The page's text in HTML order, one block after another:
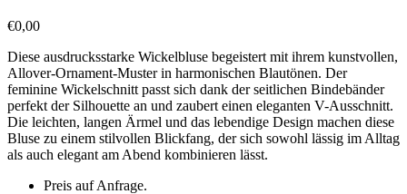
€0,00
Diese ausdrucksstarke Wickelbluse begeistert mit ihrem kunstvollen,
Allover-Ornament-Muster in harmonischen Blautönen. Der
feminine Wickelschnitt passt sich dank der seitlichen Bindebänder
perfekt der Silhouette an und zaubert einen eleganten V-Ausschnitt.
Die leichten, langen Ärmel und das lebendige Design machen diese
Bluse zu einem stilvollen Blickfang, der sich sowohl lässig im Alltag
als auch elegant am Abend kombinieren lässt.
Preis auf Anfrage.